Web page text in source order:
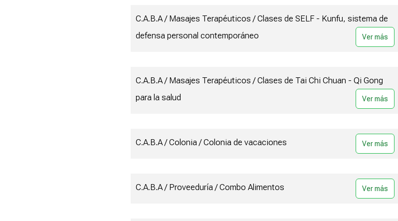
C.A.B.A / Masajes Terapéuticos / Clases de SELF - Kunfu, sistema de
defensa personal contemporáneo
C.A.B.A / Masajes Terapéuticos / Clases de Tai Chi Chuan - Qi Gong
para la salud
C.A.B.A / Colonia / Colonia de vacaciones
C.A.B.A / Proveeduría / Combo Alimentos